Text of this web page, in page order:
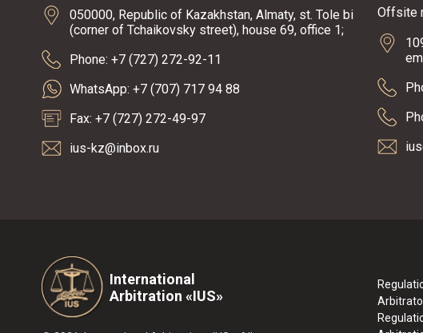
050000, Republic of Kazakhstan, Almaty, st. Tole bi
(corner of Tchaikovsky street), house 69, office 1;
Phone: +7 (727) 272-92-11
WhatsApp: +7 (707) 717 94 88
Fax: +7 (727) 272-49-97
ius-kz@inbox.ru
Offsite
International
Arbitration «IUS»